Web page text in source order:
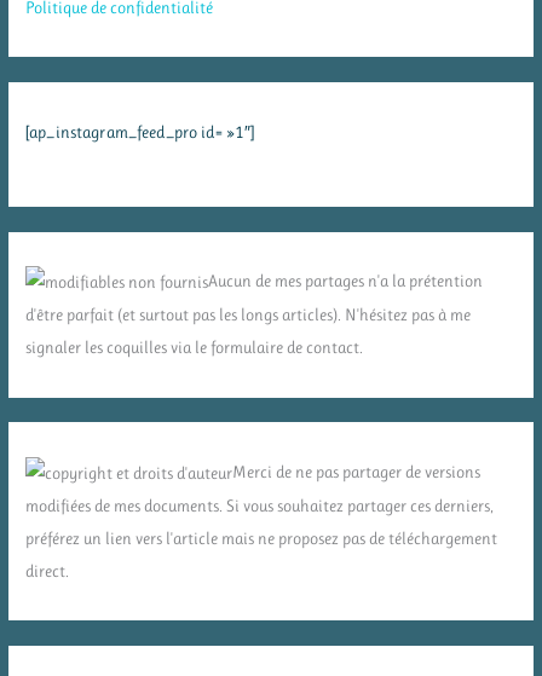
Politique de confidentialité
[ap_instagram_feed_pro id= »1″]
Aucun de mes partages n'a la prétention
d'être parfait (et surtout pas les longs articles). N'hésitez pas à me
signaler les coquilles via le formulaire de contact.
Merci de ne pas partager de versions
modifiées de mes documents. Si vous souhaitez partager ces derniers,
préférez un lien vers l'article mais ne proposez pas de téléchargement
direct.